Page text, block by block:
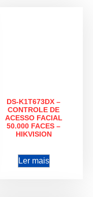
DS-K1T673DX –
CONTROLE DE
ACESSO FACIAL
50.000 FACES –
HIKVISION
Ler mais